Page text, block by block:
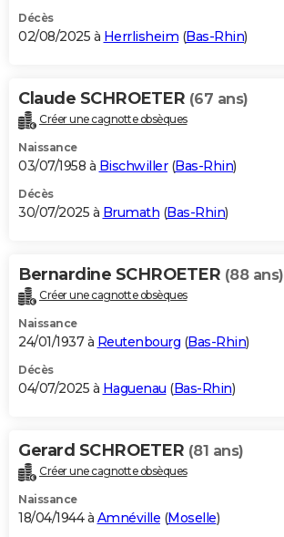
Décès
02/08/2025 à Herrlisheim (Bas-Rhin)
Claude SCHROETER (67 ans)
Créer une cagnotte obsèques
Naissance
03/07/1958 à Bischwiller(Bas-Rhin)
Décès
30/07/2025 à Brumath (Bas-Rhin)
Bernardine SCHROETER (88 ans)
Créer une cagnotte obsèques
Naissance
24/01/1937 à Reutenbourg (Bas-Rhin)
Décès
04/07/2025 à Haguenau (Bas-Rhin)
Gerard SCHROETER (81 ans)
Créer une cagnotte obsèques
Naissance
18/04/1944 à Amnéville (Moselle)